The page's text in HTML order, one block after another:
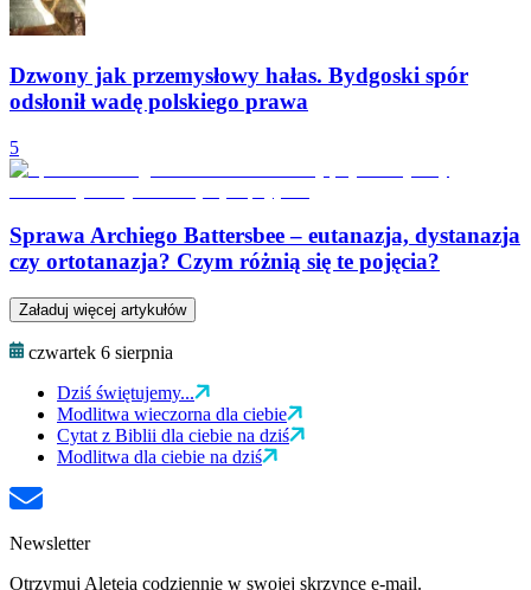
Dzwony jak przemysłowy hałas. Bydgoski spór
odsłonił wadę polskiego prawa
5
Sprawa Archiego Battersbee – eutanazja, dystanazja
czy ortotanazja? Czym różnią się te pojęcia?
Załaduj więcej artykułów
czwartek 6 sierpnia
Dziś świętujemy...
Modlitwa wieczorna dla ciebie
Cytat z Biblii dla ciebie na dziś
Modlitwa dla ciebie na dziś
Newsletter
Otrzymuj Aleteia codziennie w swojej skrzynce e-mail.